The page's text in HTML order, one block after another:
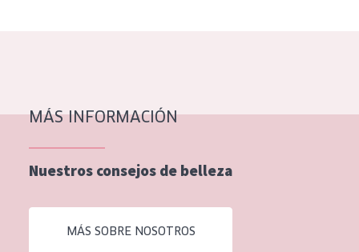
Piel madura
Piel menopáusica
EDAD
MÁS INFORMACIÓN
Nuestros consejos de belleza
MÁS SOBRE NOSOTROS